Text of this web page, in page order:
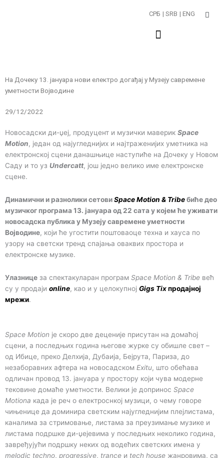
СРБ | SRB | ENG
На Дочеку 13. јануара нови електро догађај у Музеју савремене
уметности Војводине
29/12/2022
Новосадски ди-џеј, продуцент и музички маверик Space
Motion, један од најугледнијих и најтраженијих уметника на
електронској сцени данашњице наступиће на Дочеку у Новом
Саду и то уз Undercatt, још једно велико име електронске
сцене.
Динамични и разнолики сетовиSpace Motion & Tribeбиће део
музичког програма 13. јануара од 22 сата у којем ће уживати
новосадска публика у Музеју савремене уметности
Војводине, који ће угостити поштоваоце техна и хауса по
узору на светски тренд спајања оваквих простора и
електронске музике.
Улазнице за спектакуларан програм Space Motion & Tribe већ
су у продаји online, као и у целокупној Gigs Tixпродајној
мрежи.
Space Motion је скоро две деценије присутан на домаћој
сцени, а последњих година његове журке су обишле свет –
од Ибице, преко Делхија, Дубаија, Бејрута, Париза, до
незаборавних афтера на новосадском Exitu, што обећава
одличан провод 13. јануара у простору који чува модерне
тековине домаће уметности. Велики је допринос Space
Motionа када је реч о електроснкој музици, о чему говоре
чињенице да доминира светским најугледнијим плејлистама,
каналима за стримовање, листама за преузимање музике и
листама подршке ди-џејевима у последњих неколико година,
завређујући подршку неких од водећих светских имена у
melodic techno, progressive, trance и tech house жанровима, са